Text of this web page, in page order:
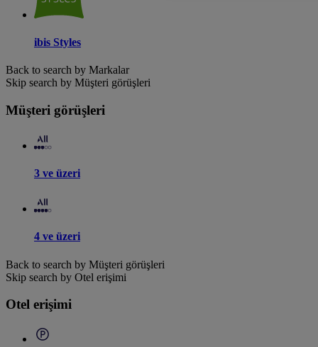
ibis Styles
Back to search by Markalar
Skip search by Müşteri görüşleri
Müşteri görüşleri
3 ve üzeri
4 ve üzeri
Back to search by Müşteri görüşleri
Skip search by Otel erişimi
Otel erişimi